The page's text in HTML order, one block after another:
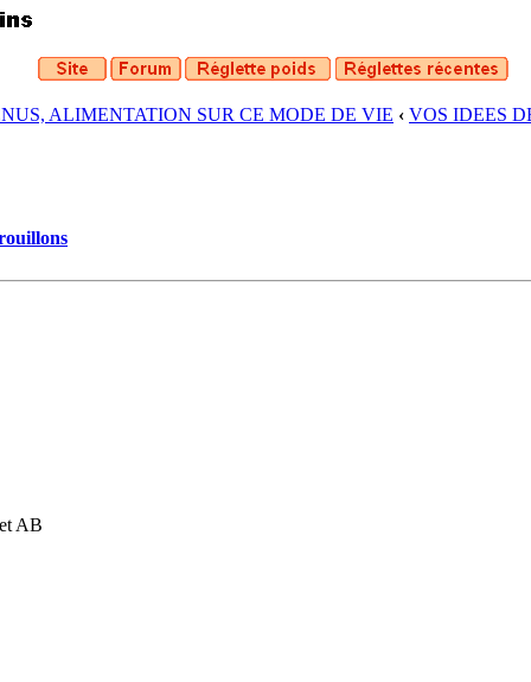
ALIMENTATION SUR CE MODE DE VIE ‹ VOS IDEES
AB